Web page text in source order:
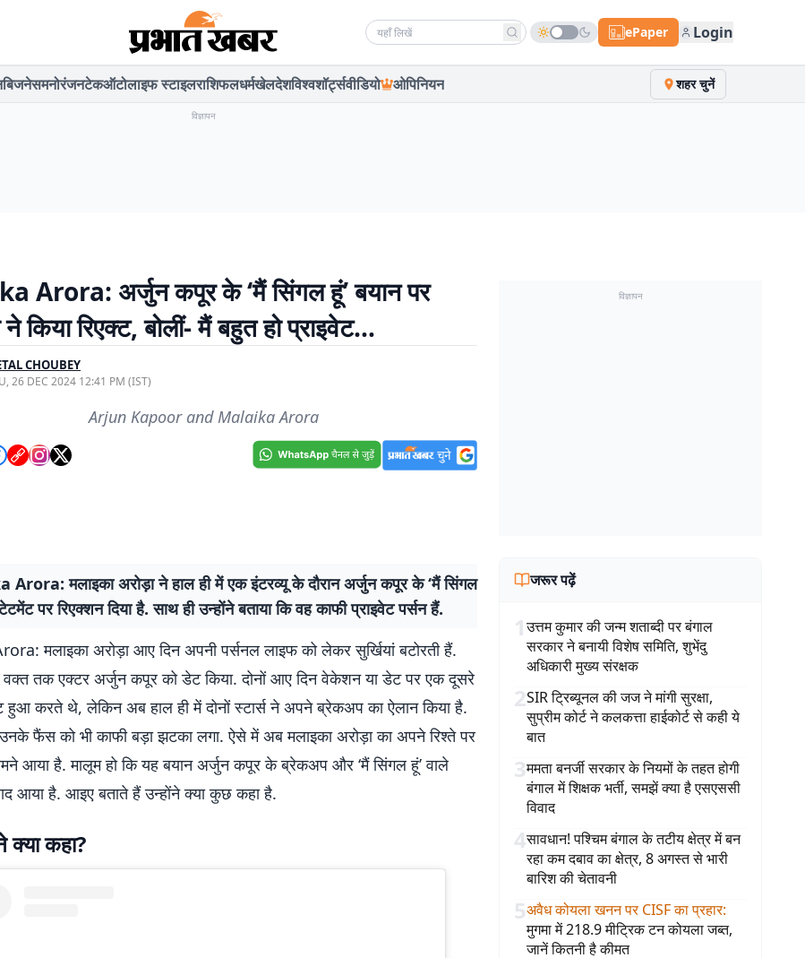
Search news ePaper Login
बिजनेसमनोरंजनटेकऑटोलाइफ स्टाइलराशिफलधर्मखेलदेशविश्वशॉर्ट्सवीडियो ओपिनियन शहर चुनें
विज्ञापन
Arora: अर्जुन कपूर के ‘मैं सिंगल हूं’ बयान पर
किया रिएक्ट, बोलीं- मैं बहुत हो प्राइवेट…
CHOUBEY
26 DEC 2024 12:41 PM (IST)
Arjun Kapoor and Malaika Arora
मलाइका अरोड़ा ने हाल ही में एक इंटरव्यू के दौरान अर्जुन कपूर के ‘मैं सिंगल
पर रिएक्शन दिया है. साथ ही उन्होंने बताया कि वह काफी प्राइवेट पर्सन हैं.
मलाइका अरोड़ा आए दिन अपनी पर्सनल लाइफ को लेकर सुर्खियां बटोरती हैं.
वक्त तक एक्टर अर्जुन कपूर को डेट किया. दोनों आए दिन वेकेशन या डेट पर एक दूसरे
हुआ करते थे, लेकिन अब हाल ही में दोनों स्टार्स ने अपने ब्रेकअप का ऐलान किया है.
फैंस को भी काफी बड़ा झटका लगा. ऐसे में अब मलाइका अरोड़ा का अपने रिश्ते पर
आया है. मालूम हो कि यह बयान अर्जुन कपूर के ब्रेकअप और ‘मैं सिंगल हूं’ वाले
आया है. आइए बताते हैं उन्होंने क्या कुछ कहा है.
क्या कहा?
विज्ञापन
जरूर पढ़ें
1उत्तम कुमार की जन्म शताब्दी पर बंगाल
सरकार ने बनायी विशेष समिति, शुभेंदु
अधिकारी मुख्य संरक्षक
2SIR ट्रिब्यूनल की जज ने मांगी सुरक्षा,
सुप्रीम कोर्ट ने कलकत्ता हाईकोर्ट से कही ये
बात
3ममता बनर्जी सरकार के नियमों के तहत होगी
बंगाल में शिक्षक भर्ती, समझें क्या है एसएससी
विवाद
4सावधान! पश्चिम बंगाल के तटीय क्षेत्र में बन
रहा कम दबाव का क्षेत्र, 8 अगस्त से भारी
बारिश की चेतावनी
5अवैध कोयला खनन पर CISF का प्रहार:
मुगमा में 218.9 मीट्रिक टन कोयला जब्त,
जानें कितनी है कीमत